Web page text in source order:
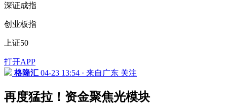
深证成指
创业板指
上证50
打开APP
格隆汇 04-23 13:54 · 来自广东 关注
再度猛拉！资金聚焦光模块